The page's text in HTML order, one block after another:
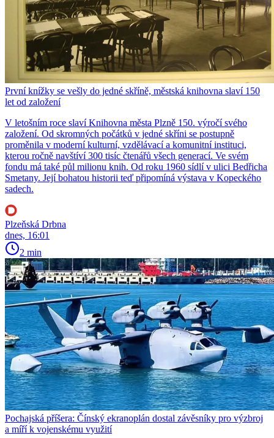
První knížky se vešly do jedné skříně, městská knihovna slaví 150
let od založení
V letošním roce slaví Knihovna města Plzně 150. výročí svého
založení. Od skromných počátků v jedné skříni se postupně
proměnila v moderní kulturní, vzdělávací a komunitní instituci,
kterou ročně navštíví 300 tisíc čtenářů všech generací. Ve svém
fondu má také půl milionu knih. Od roku 1960 sídlí v ulici Bedřicha
Smetany. Její bohatou historii teď připomíná výstava v Kopeckého
sadech.
Plzeňská Drbna
dnes, 16:01
2 min
Pochajská příšera: Čínský ekranoplán dostal závěsníky pro výzbroj
a míří k vojenskému využití